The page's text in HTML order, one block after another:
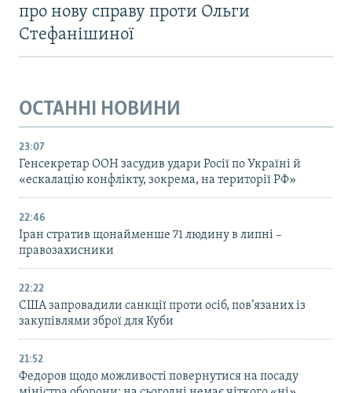
про нову справу проти Ольги
Стефанішиної
ОСТАННІ НОВИНИ
23:07
Генсекретар ООН засудив удари Росії по Україні й
«ескалацію конфлікту, зокрема, на території РФ»
22:46
Іран стратив щонайменше 71 людину в липні –
правозахисники
22:22
США запровадили санкції проти осіб, пов’язаних із
закупівлями зброї для Куби
21:52
Федоров щодо можливості повернутися на посаду